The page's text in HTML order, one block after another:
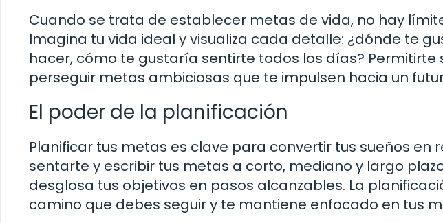
Cuando se trata de establecer metas de vida, no hay
Imagina tu vida ideal y visualiza cada detalle: ¿dónde te
hacer, cómo te gustaría sentirte todos los días?
perseguir metas ambiciosas que te impulsen hacia un
El poder de la planificación
Planificar tus metas es clave para convertir tus sueños en
sentarte y escribir tus metas a corto, mediano y largo
desglosa tus objetivos en pasos alcanzables. La
camino que debes seguir y te mantiene enfocado en tus